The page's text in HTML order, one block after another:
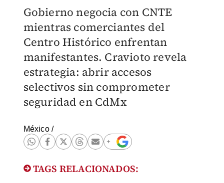
Gobierno negocia con CNTE
mientras comerciantes del
Centro Histórico enfrentan
manifestantes. Cravioto revela
estrategia: abrir accesos
selectivos sin comprometer
seguridad en CdMx
México/
TAGS RELACIONADOS: